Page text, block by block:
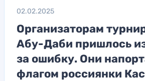
02.02.2025
Организаторам
Абу-Даби пришлось
за ошибку. Они
флагом россиянки